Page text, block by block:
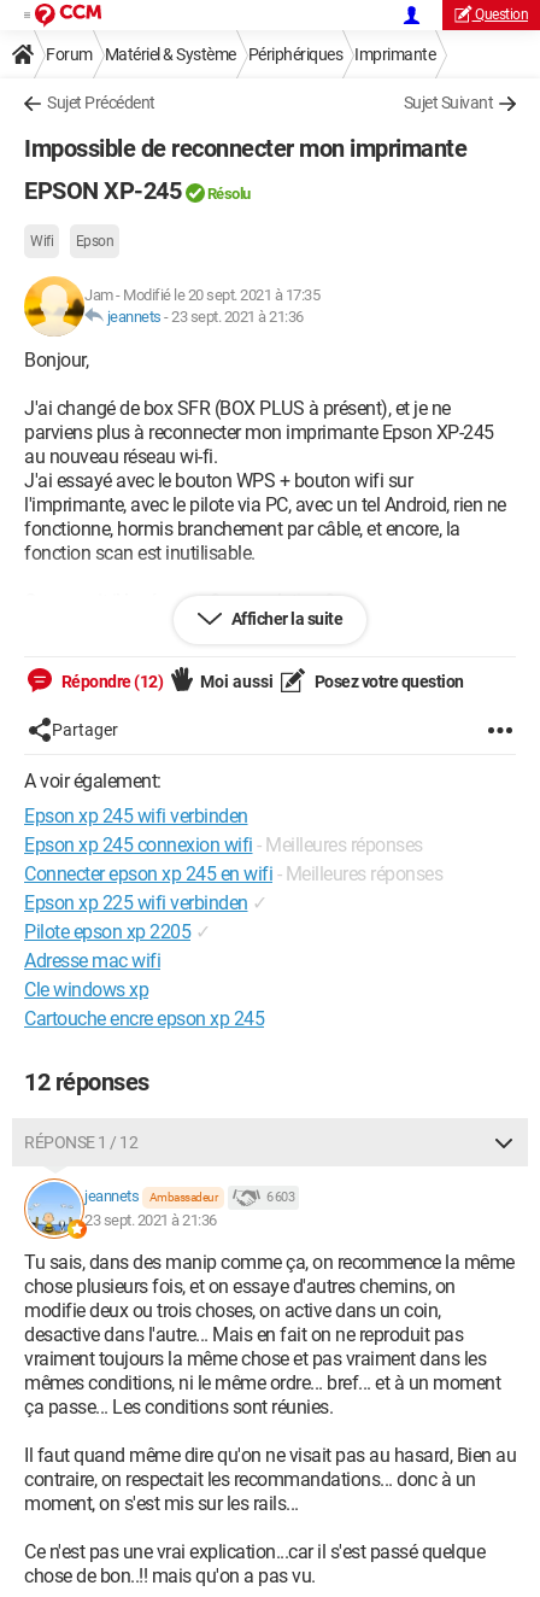
Question
Forum Matériel & Système Périphériques Imprimante
Sujet Précédent Sujet Suivant
Impossible de reconnecter mon imprimante
EPSON XP-245
Résolu
Wifi Epson
Jam- Modifié le 20 sept. 2021 à 17:35
jeannets -23 sept. 2021 à 21:36
Bonjour,
J'ai changé de box SFR (BOX PLUS à présent), et je ne
parviens plus à reconnecter mon imprimante Epson XP-245
au nouveau réseau wi-fi.
J'ai essayé avec le bouton WPS + bouton wifi sur
l'imprimante, avec le pilote via PC, avec un tel Android, rien ne
fonctionne, hormis branchement par câble, et encore, la
fonction scan est inutilisable.
Qqn aurait-il la réponse ? une solution ?
Afficher la suite
Répondre (12) Moi aussi Posez votre question
Partager
A voir également:
Epson xp 245 wifi verbinden
Epson xp 245 connexion wifi - Meilleures réponses
Connecter epson xp 245 en wifi - Meilleures réponses
Epson xp 225 wifi verbinden ✓
Pilote epson xp 2205 ✓
Adresse mac wifi
Cle windows xp
Cartouche encre epson xp 245
12 réponses
RÉPONSE 1 / 12
jeannets Ambassadeur 6 603
23 sept. 2021 à 21:36
Tu sais, dans des manip comme ça, on recommence la même
chose plusieurs fois, et on essaye d'autres chemins, on
modifie deux ou trois choses, on active dans un coin,
desactive dans l'autre... Mais en fait on ne reproduit pas
vraiment toujours la même chose et pas vraiment dans les
mêmes conditions, ni le même ordre... bref... et à un moment
ça passe... Les conditions sont réunies.
Il faut quand même dire qu'on ne visait pas au hasard, Bien au
contraire, on respectait les recommandations... donc à un
moment, on s'est mis sur les rails...
Ce n'est pas une vrai explication...car il s'est passé quelque
chose de bon..!! mais qu'on a pas vu.